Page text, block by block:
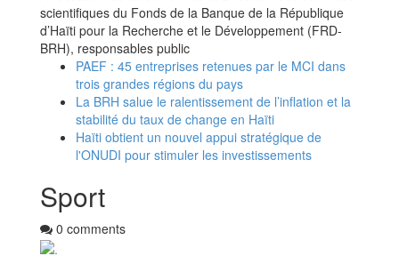
scientifiques du Fonds de la Banque de la République
d’Haïti pour la Recherche et le Développement (FRD-
BRH), responsables public
PAEF : 45 entreprises retenues par le MCI dans
trois grandes régions du pays
La BRH salue le ralentissement de l’inflation et la
stabilité du taux de change en Haïti
Haïti obtient un nouvel appui stratégique de
l'ONUDI pour stimuler les investissements
Sport
0 comments